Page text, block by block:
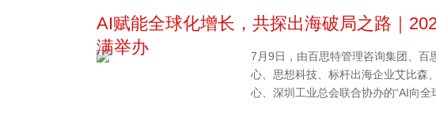
AI赋能全球化增长，共探出海破局之路｜
满举办
7月9日，由百思特管理咨询集团、百
心、思想科技、标杆出海企业艾比森
心、深圳工业总会联合协办的“AI向全